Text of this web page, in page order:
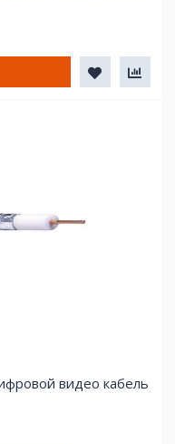
видео кабель